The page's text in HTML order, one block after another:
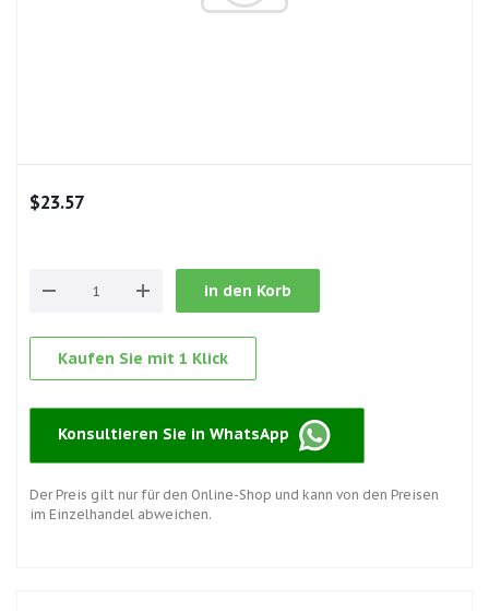
$23.57
in den Korb
Kaufen Sie mit 1 Klick
Konsultieren Sie in WhatsApp
Der Preis gilt nur für den Online-Shop und kann von den Preisen
im Einzelhandel abweichen.